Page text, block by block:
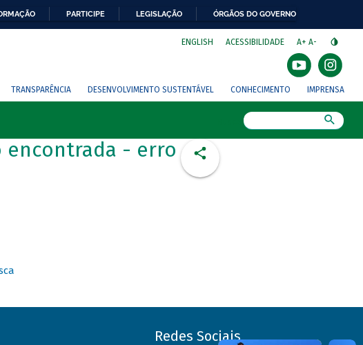
PARTICIPE LEGISLAÇÃO ÓRGÃOS DO GOVERNO
ENGLISH ACESSIBILIDADE A+ A-
TRANSPARÊNCIA DESENVOLVIMENTO SUSTENTÁVEL CONHECIMENTO IMPRENSA
encontrada - erro
Redes Sociais